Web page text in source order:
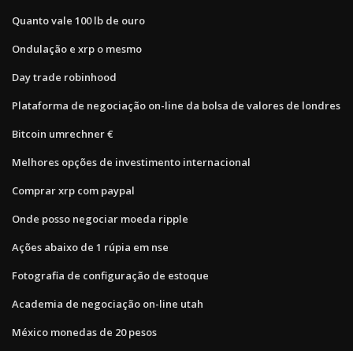
Quanto vale 100 lb de ouro
Ondulação e xrp o mesmo
Day trade robinhood
Plataforma de negociação on-line da bolsa de valores de londres
Bitcoin umrechner €
Melhores opções de investimento internacional
Comprar xrp com paypal
Onde posso negociar moeda ripple
Ações abaixo de 1 rúpia em nse
Fotografia de configuração de estoque
Academia de negociação on-line utah
México monedas de 20 pesos